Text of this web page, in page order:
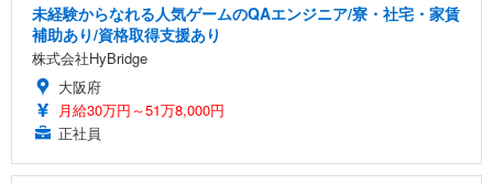
未経験からなれる人気ゲームのQAエンジニア/寮・社宅・家賃
補助あり/資格取得支援あり
株式会社HyBridge
大阪府
月給30万円～51万8,000円
正社員